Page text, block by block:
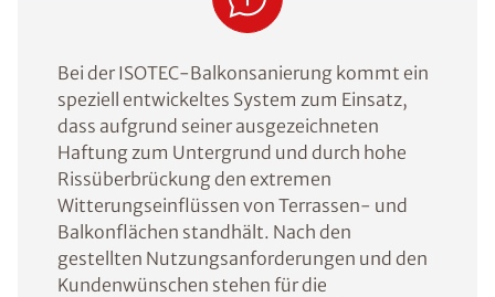
Bei der ISOTEC-Balkonsanierung kommt ein
speziell entwickeltes System zum Einsatz,
dass aufgrund seiner ausgezeichneten
Haftung zum Untergrund und durch hohe
Rissüberbrückung den extremen
Witterungseinflüssen von Terrassen- und
Balkonflächen standhält. Nach den
gestellten Nutzungsanforderungen und den
Kundenwünschen stehen für die